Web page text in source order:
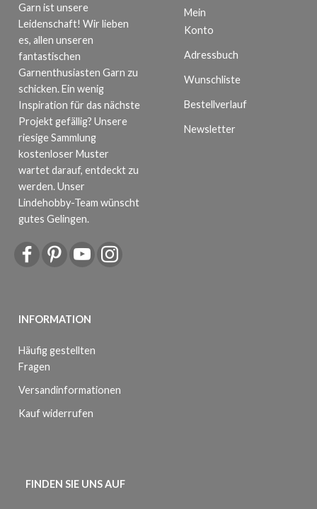
Garn ist unsere
Leidenschaft! Wir lieben
es, allen unseren
fantastischen
Garnenthusiasten Garn zu
schicken. Ein wenig
Inspiration für das nächste
Projekt gefällig? Unsere
riesige Sammlung
kostenloser Muster
wartet darauf, entdeckt zu
werden. Unser
Lindehobby-Team wünscht
gutes Gelingen.
INFORMATION
Häufig gestellten
Fragen
Versandinformationen
Kauf widerrufen
Mein
Konto
Adressbuch
Wunschliste
Bestellverlauf
Newsletter
FINDEN SIE UNS AUF